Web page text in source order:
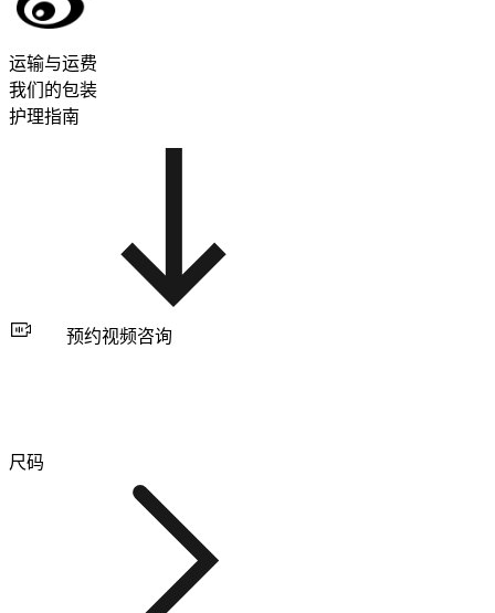
运输与运费
我们的包装
护理指南
预约视频咨询
尺码